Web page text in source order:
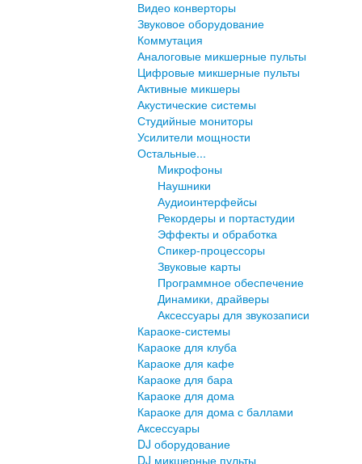
Видео конверторы
Звуковое оборудование
Коммутация
Аналоговые микшерные пульты
Цифровые микшерные пульты
Активные микшеры
Акустические системы
Студийные мониторы
Усилители мощности
Остальные...
Микрофоны
Наушники
Аудиоинтерфейсы
Рекордеры и портастудии
Эффекты и обработка
Спикер-процессоры
Звуковые карты
Программное обеспечение
Динамики, драйверы
Аксессуары для звукозаписи
Караоке-системы
Караоке для клуба
Караоке для кафе
Караоке для бара
Караоке для дома
Караоке для дома с баллами
Аксессуары
DJ оборудование
DJ микшерные пульты